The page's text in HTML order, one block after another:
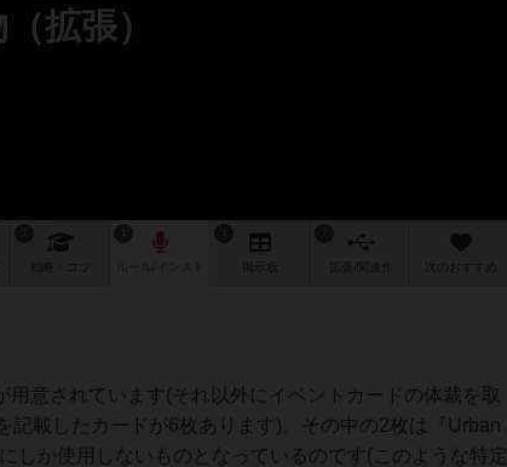
拡張）
戦略 作 次のおすすめ
意されています(それ以外にイベントカードの体裁を取
記載したカードが6枚あります)。その中の2枚は『Urban
しか使用しないものとなっているのです(このような特定